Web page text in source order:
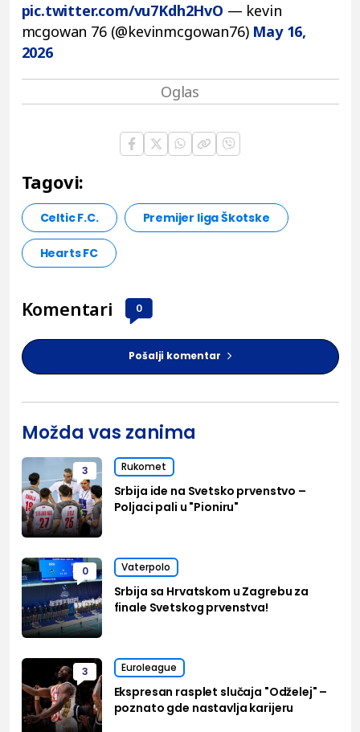
pic.twitter.com/vu7Kdh2HvO — kevin
mcgowan 76 (@kevinmcgowan76) May 16,
2026
Tagovi:
Celtic F.C. Premijer liga Škotske
Hearts FC
Komentari 0
Pošalji komentar
Možda vas zanima
3 Rukomet
Srbija ide na Svetsko prvenstvo –
Poljaci pali u "Pioniru"
0 Vaterpolo
Srbija sa Hrvatskom u Zagrebu za
finale Svetskog prvenstva!
3 Euroleague
Ekspresan rasplet slučaja "Odželej" –
poznato gde nastavlja karijeru